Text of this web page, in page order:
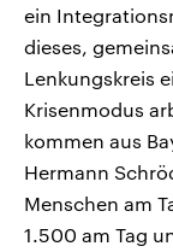
ein
dieses,
Lenkungskreis
Krisenmodus
kommen aus
Hermann
Menschen am
1.500 am Tag